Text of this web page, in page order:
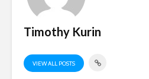
Timothy Kurin
VIEW ALL POSTS